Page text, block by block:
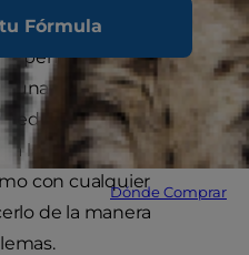
Fórmula
Dónde Comprar
y accesible, y la
perros pueden
una excelente fuente
ofrecer
la salud de tu amigo
con cualquier
de la manera